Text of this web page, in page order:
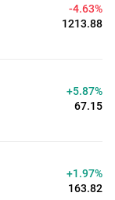
-4.63%
1213.89
+5.87%
67.15
+1.97%
163.83